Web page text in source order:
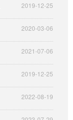
2019-12-25
2020-03-06
2021-07-06
2019-12-25
2022-08-19